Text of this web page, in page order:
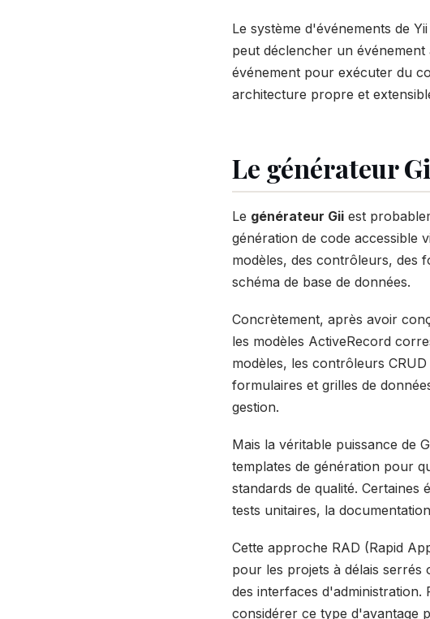
Le système d'événements de
peut déclencher un
événement pour exécuter du
architecture propre et
Le générateur
Le générateur Gii est
génération de code accessible
modèles, des contrôleurs, des
schéma de base de données.
Concrètement, après avoir
les modèles ActiveRecord
modèles, les contrôleurs
formulaires et grilles de
gestion.
Mais la véritable puissance de
templates de génération pour
standards de qualité. Certaines
tests unitaires, la
Cette approche RAD (Rapid
pour les projets à délais serrés
des interfaces d'administration.
considérer ce type d'avantage